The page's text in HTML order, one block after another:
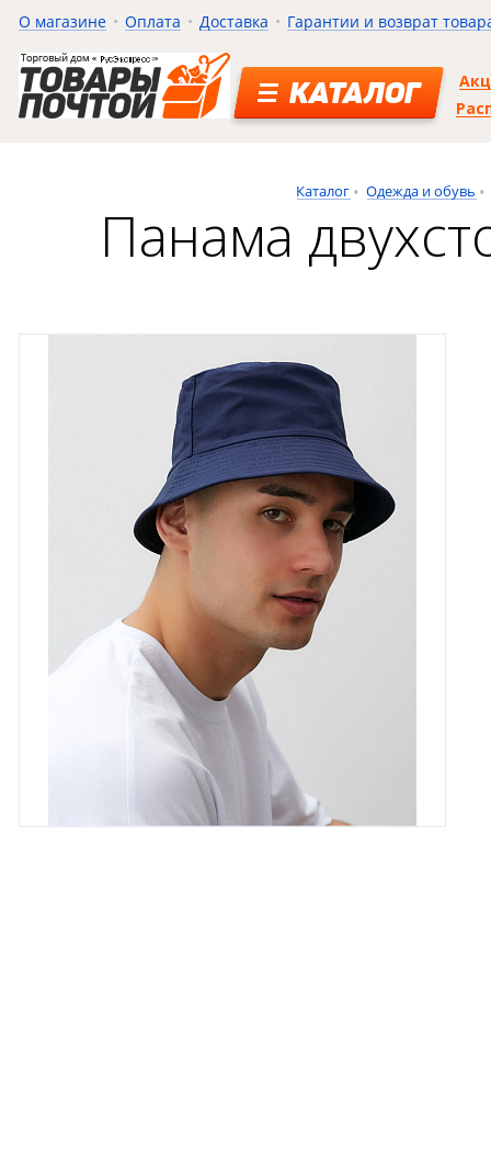
О магазине Оплата Доставка Гарантии и возврат
КАТАЛОГ
Каталог Одежда и обувь
Панама